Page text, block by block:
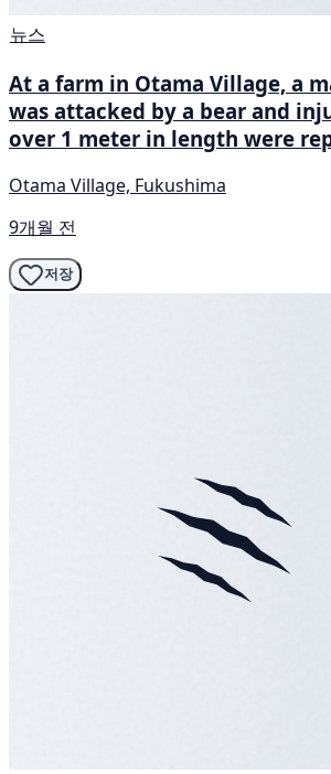
뉴스
At a farm in Otama Village, a
was attacked by a bear and
over 1 meter in length were
Otama Village, Fukushima
9개월 전
저장